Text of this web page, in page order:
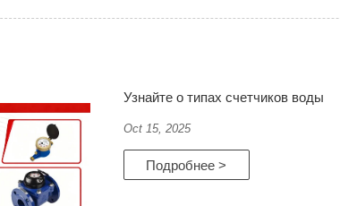
Узнайте о типах счетчиков воды
Oct 15, 2025
Подробнее >